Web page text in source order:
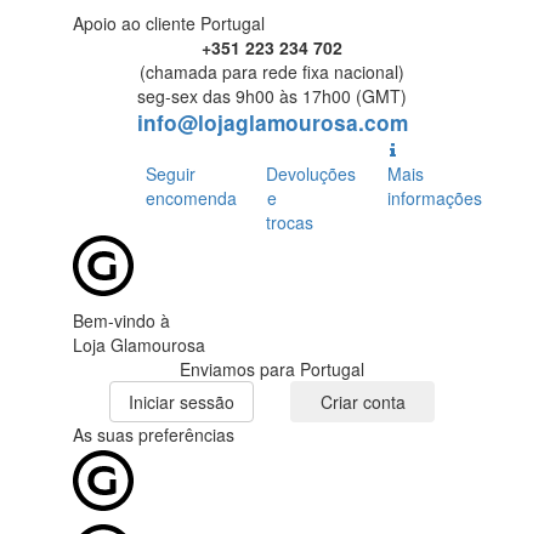
Apoio ao cliente Portugal
+351 223 234 702
(chamada para rede fixa nacional)
seg-sex das 9h00 às 17h00 (GMT)
info@lojaglamourosa.com
Seguir
encomenda
Devoluções
e
trocas
Mais
informações
Bem-vindo à
Loja Glamourosa
Enviamos para Portugal
Iniciar sessão
Criar conta
As suas preferências